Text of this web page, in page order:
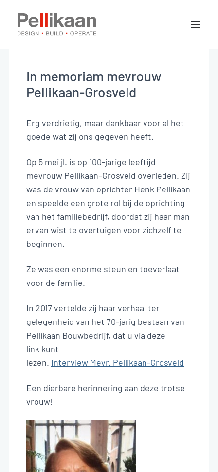
Expertises
Projecten
Contact
Vacatures
BE-NL
In memoriam mevrouw
Pellikaan-Grosveld
Erg verdrietig, maar dankbaar voor al het
goede wat zij ons gegeven heeft.
Op 5 mei jl. is op 100-jarige leeftijd
mevrouw Pellikaan–Grosveld overleden. Zij
was de vrouw van oprichter Henk Pellikaan
en speelde een grote rol bij de oprichting
van het familiebedrijf, doordat zij haar man
ervan wist te overtuigen voor zichzelf te
beginnen.
Ze was een enorme steun en toeverlaat
voor de familie.
In 2017 vertelde zij haar verhaal ter
gelegenheid van het 70-jarig bestaan van
Pellikaan Bouwbedrijf, dat u via deze
link kunt
lezen. Interview Mevr. Pellikaan-Grosveld
Een dierbare herinnering aan deze trotse
vrouw!